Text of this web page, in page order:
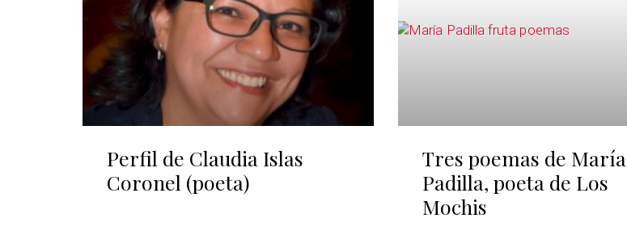
Perfil de Claudia Islas
Coronel (poeta)
Tres poemas de María
Padilla, poeta de Los
Mochis